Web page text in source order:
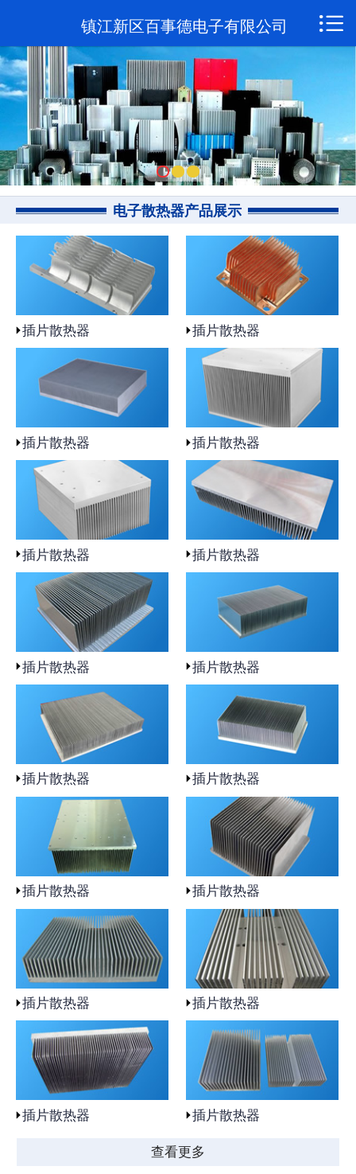
 网站首页
关于我们
新闻资讯
产品展示
联系我们
镇江新区百事德电子有限公司 
电子散热器产品展示
插片散热器 插片散热器
插片散热器 插片散热器
插片散热器 插片散热器
插片散热器 插片散热器
插片散热器 插片散热器
插片散热器 插片散热器
插片散热器 插片散热器
插片散热器 插片散热器
查看更多